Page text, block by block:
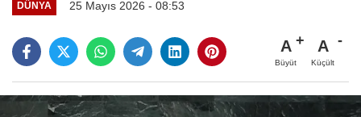
DÜNYA 25 Mayıs 2026 - 08:53
A
Büyüt
A
Küçült